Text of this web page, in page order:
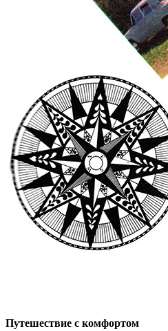
Путешествие с комфортом